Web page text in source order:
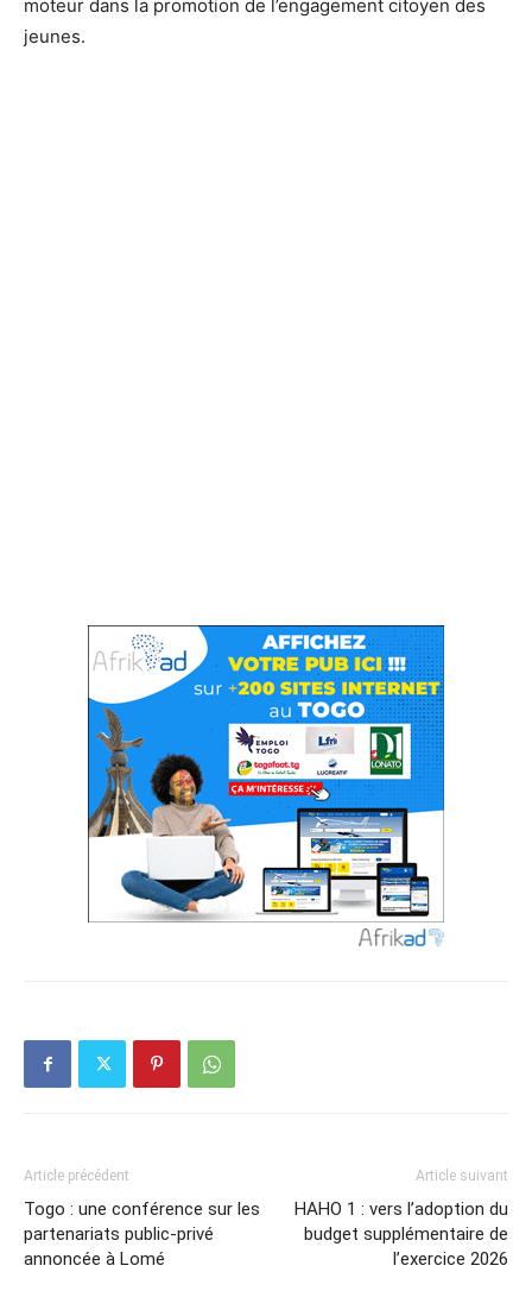
moteur dans la promotion de l’engagement citoyen des
jeunes.
Article précédent
Togo : une conférence sur les
partenariats public-privé
annoncée à Lomé
Article suivant
HAHO 1 : vers l’adoption du
budget supplémentaire de
l’exercice 2026